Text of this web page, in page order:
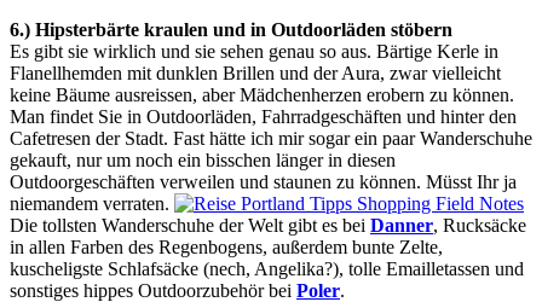
6.) Hipsterbärte kraulen und in Outdoorläden stöbern
Es gibt sie wirklich und sie sehen genau so aus. Bärtige Kerle in
Flanellhemden mit dunklen Brillen und der Aura, zwar vielleicht
keine Bäume ausreissen, aber Mädchenherzen erobern zu können.
Man findet Sie in Outdoorläden, Fahrradgeschäften und hinter den
Cafetresen der Stadt. Fast hätte ich mir sogar ein paar Wanderschuhe
gekauft, nur um noch ein bisschen länger in diesen
Outdoorgeschäften verweilen und staunen zu können. Müsst Ihr ja
niemandem verraten.
Die tollsten Wanderschuhe der Welt gibt es bei Danner, Rucksäcke
in allen Farben des Regenbogens, außerdem bunte Zelte,
kuscheligste Schlafsäcke (nech, Angelika?), tolle Emailletassen und
sonstiges hippes Outdoorzubehör bei Poler.